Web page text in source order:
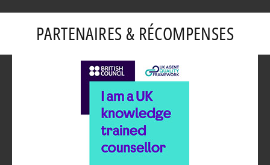
PARTENAIRES & RÉCOMPENSES